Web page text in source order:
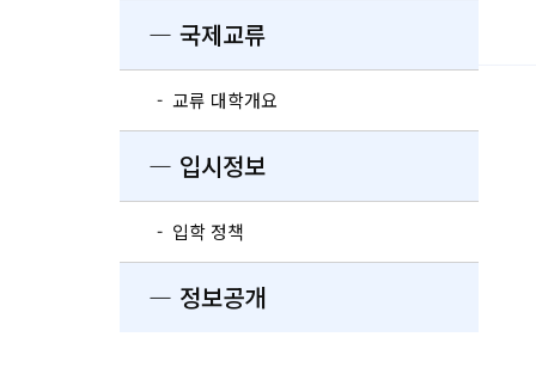
― 국제교류
- 교류 대학개요
― 입시정보
- 입학 정책
― 정보공개